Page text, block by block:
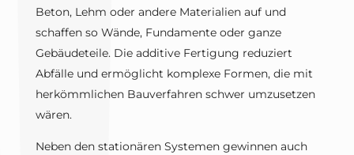
Beton, Lehm oder andere Materialien auf und
schaffen so Wände, Fundamente oder ganze
Gebäudeteile. Die additive Fertigung reduziert
Abfälle und ermöglicht komplexe Formen, die mit
herkömmlichen Bauverfahren schwer umzusetzen
wären.
Neben den stationären Systemen gewinnen auch